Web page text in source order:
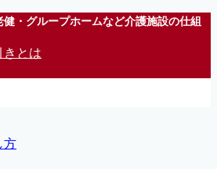
・グループホームなど介護施設の仕組
きとは
方